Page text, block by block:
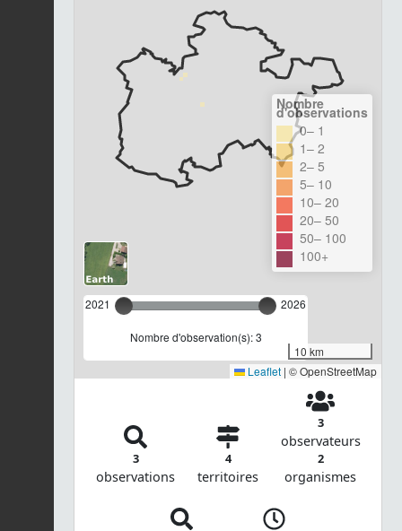
2021 2026
Nombre d'observation(s): 3
Nombre
d'observations
0– 1
1– 2
2– 5
5– 10
10– 20
20– 50
50– 100
100+
10 km
Leaflet | © OpenStreetMap
3
observations
4
territoires
3
observateurs
2
organismes